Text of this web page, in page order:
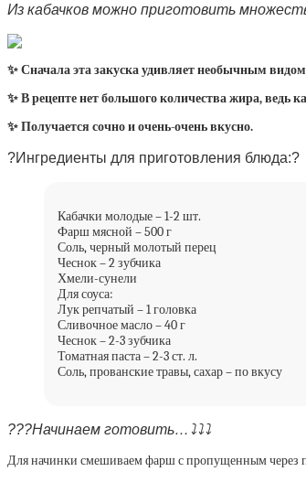
Из кабачков можно приготовить
✨ Сначала эта закуска удивляет необычным
✨ В рецепте нет большого количества жира, ведь
✨ Получается сочно и очень-очень вкусно.
?Ингредиенты для приготовления блюда:?
Кабачки молодые – 1-2 шт.
Фарш мясной – 500 г
Соль, черный молотый перец
Чеснок – 2 зубчика
Хмели-сунели
Для соуса:
Лук репчатый – 1 головка
Сливочное масло – 40 г
Чеснок – 2-3 зубчика
Томатная паста – 2-3 ст. л.
Соль, прованские травы, сахар – по вкусу
??‍?Начинаем готовить…⤵️⤵️⤵️
Для начинки смешиваем фарш с пропущенным через